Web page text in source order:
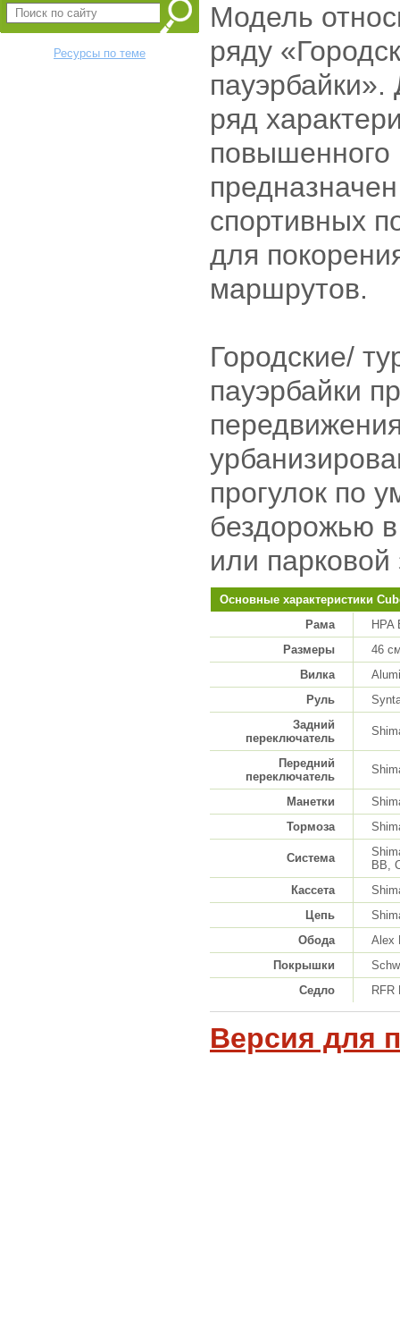
Ресурсы по теме
Модель
ряду
ряд
спортивных
для
маршрутов.
Городские/
пауэрбайки
прогулок по
бездорожью
или парковой
Основные характеристики
Рама
HPA
Размеры
46
Вилка
Руль
Задний
переключатель
Передний
переключатель
Манетки
Тормоза
Система
BB,
Кассета
Цепь
Обода
Alex
Покрышки
Седло
RFR
Версия для